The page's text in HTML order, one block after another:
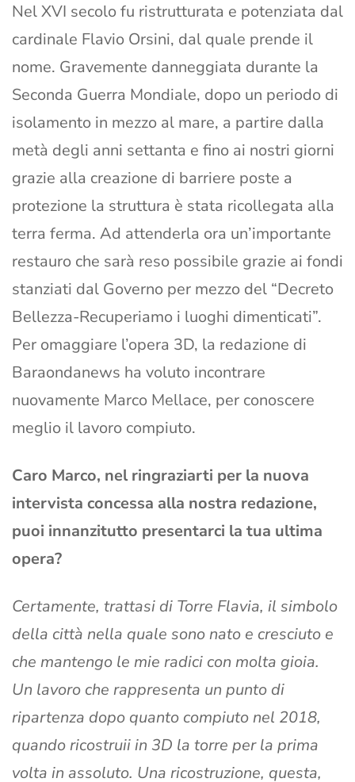
Nel XVI secolo fu ristrutturata e potenziata dal
cardinale Flavio Orsini, dal quale prende il
nome. Gravemente danneggiata durante la
Seconda Guerra Mondiale, dopo un periodo di
isolamento in mezzo al mare, a partire dalla
metà degli anni settanta e fino ai nostri giorni
grazie alla creazione di barriere poste a
protezione la struttura è stata ricollegata alla
terra ferma. Ad attenderla ora un’importante
restauro che sarà reso possibile grazie ai fondi
stanziati dal Governo per mezzo del “Decreto
Bellezza-Recuperiamo i luoghi dimenticati”.
Per omaggiare l’opera 3D, la redazione di
Baraondanews ha voluto incontrare
nuovamente Marco Mellace, per conoscere
meglio il lavoro compiuto.
Caro Marco, nel ringraziarti per la nuova
intervista concessa alla nostra redazione,
puoi innanzitutto presentarci la tua ultima
opera?
Certamente, trattasi di Torre Flavia, il simbolo
della città nella quale sono nato e cresciuto e
che mantengo le mie radici con molta gioia.
Un lavoro che rappresenta un punto di
ripartenza dopo quanto compiuto nel 2018,
quando ricostruii in 3D la torre per la prima
volta in assoluto. Una ricostruzione, questa,